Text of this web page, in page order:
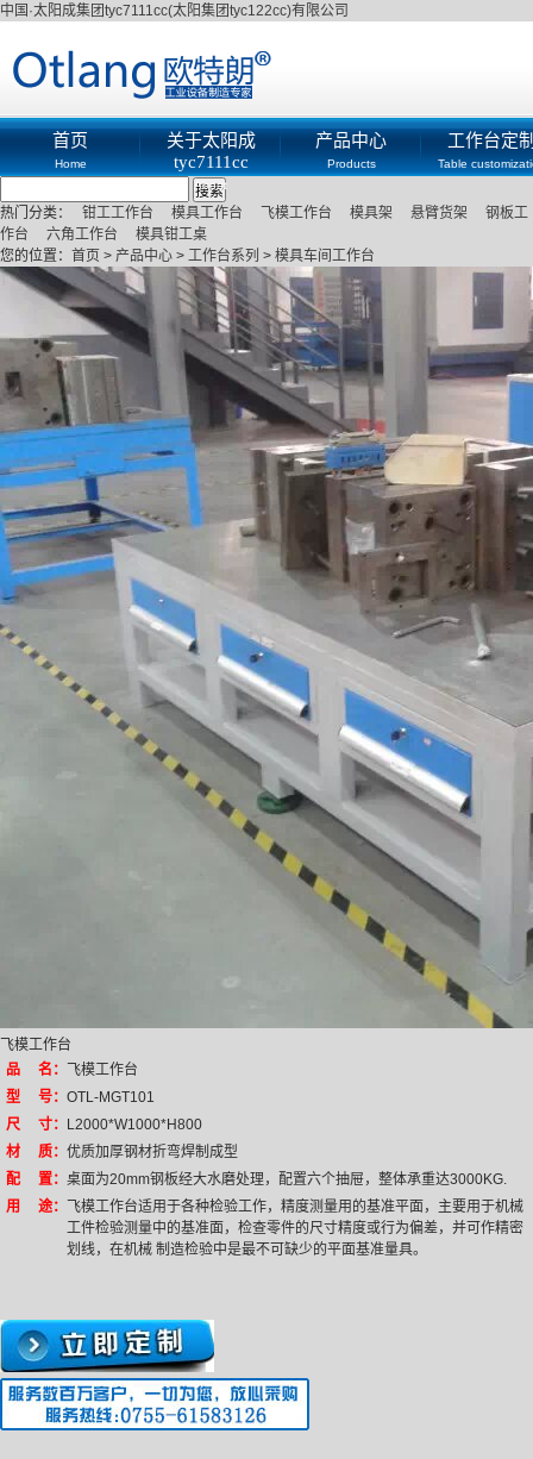
中国·太阳成集团tyc7111cc(太阳集团tyc122cc)有限公司
首页
Home
关于太阳成
tyc7111cc
About
产品中心
Products
工作台定
Table
热门分类： 钳工工作台 模具工作台 飞模工作台 模具架 悬臂货架
钢板工
作台
六角工作台
模具钳工桌
您的位置： 首页 > 产品中心 > 工作台系列 > 模具车间工作台
飞模工作台
品 名：
飞模工作台
型 号： OTL-MGT101
尺 寸：
L2000*W1000*H800
材 质： 优质加厚钢材折弯焊制成型
配 置： 桌面为20mm钢板经大水磨处理，配置六个抽屉，整体承重达3000KG.
用 途：
飞模工作台适用于各种检验工作，精度测量用的基准平面，主要用于机械
工件检验测量中的基准面，检查零件的尺寸精度或行为偏差，并可作精密
划线，在机械 制造检验中是最不可缺少的平面基准量具。